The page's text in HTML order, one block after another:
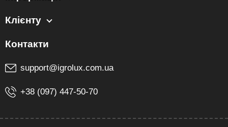
Клієнту
support@igrolux.com.ua
+38 (097) 447-50-70